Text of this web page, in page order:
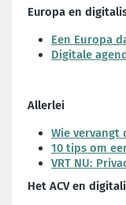
Europa en
Een Europa
Digitale
Allerlei
Wie vervangt
10 tips om
VRT NU:
Het ACV en